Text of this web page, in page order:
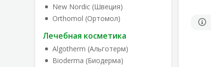
New Nordic (Швеция)
Orthomol (Ортомол)
Лечебная косметика
Algotherm (Альготерм)
Bioderma (Биодерма)